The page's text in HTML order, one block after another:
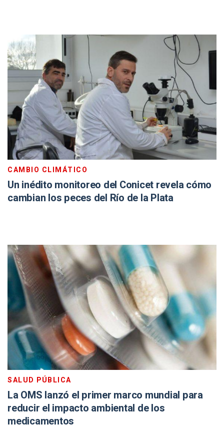
CAMBIO CLIMÁTICO
Un inédito monitoreo del Conicet revela cómo
cambian los peces del Río de la Plata
SALUD PÚBLICA
La OMS lanzó el primer marco mundial para
reducir el impacto ambiental de los
medicamentos